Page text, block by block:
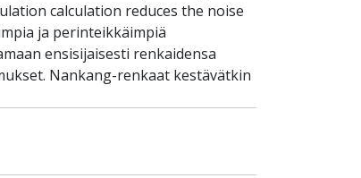
calculation reduces the noise
ja perinteikkäimpiä
ensisijaisesti renkaidensa
Nankang-renkaat kestävätkin